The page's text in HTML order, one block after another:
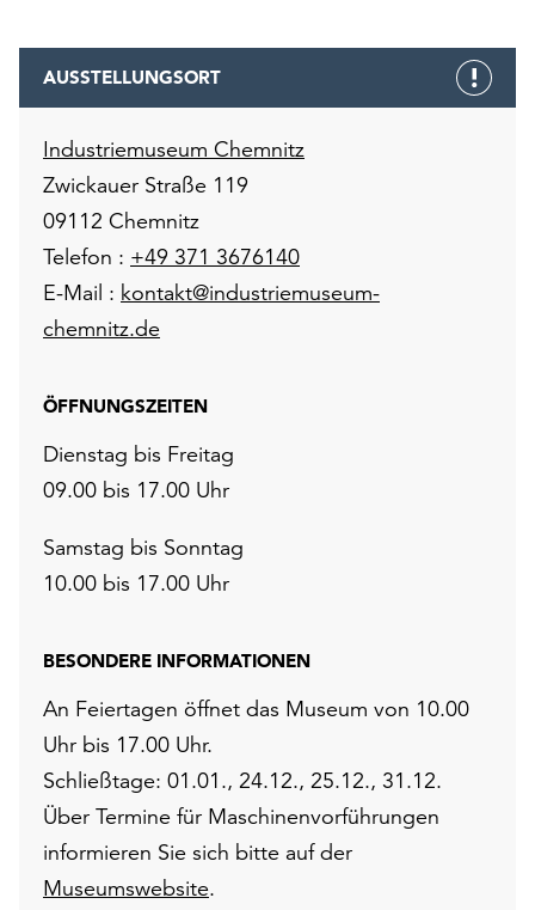
AUSSTELLUNGSORT
Industriemuseum Chemnitz
Zwickauer Straße 119
09112 Chemnitz
Telefon : +49 371 3676140
E-Mail : kontakt@industriemuseum-
chemnitz.de
ÖFFNUNGSZEITEN
Dienstag bis Freitag
09.00 bis 17.00 Uhr
Samstag bis Sonntag
10.00 bis 17.00 Uhr
BESONDERE INFORMATIONEN
An Feiertagen öffnet das Museum von 10.00
Uhr bis 17.00 Uhr.
Schließtage: 01.01., 24.12., 25.12., 31.12.
Über Termine für Maschinenvorführungen
informieren Sie sich bitte auf der
Museumswebsite.